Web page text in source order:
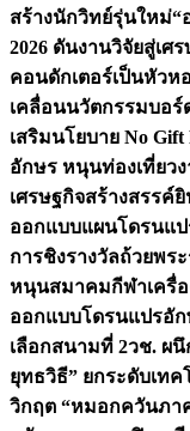
สร้างนักวิทย์รุ่นใหม่“
2026 ดันงานวิจัยสู่เศ
คอนดักเตอร์เป็นหัวห
เคลื่อนนวัตกรรมบอร์
เสริมนโยบาย No Gift
อักษร หนุนท่องเที่ยว
เศรษฐกิจสร้างสรรค์ยิ
ออกแบบแผนโดรนแป
การชิงรางวัลถ้วยพร
หนุนสมาคมกีฬาเครื่
ออกแบบโดรนแปรอั
เลือกสนามที่ 2วช. ผ
ยุทธวิธี” ยกระดับเท
วิกฤต “หมอกควันภา